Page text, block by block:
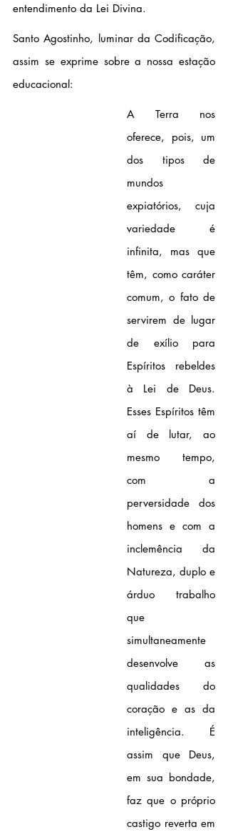
entendimento da Lei Divina.
Santo Agostinho, luminar da Codificação,
assim se exprime sobre a nossa estação
educacional:
A Terra nos
oferece, pois, um
dos tipos de
mundos
expiatórios, cuja
variedade é
infinita, mas que
têm, como caráter
comum, o fato de
servirem de lugar
de exílio para
Espíritos rebeldes
à Lei de Deus.
Esses Espíritos têm
aí de lutar, ao
mesmo tempo,
com a
perversidade dos
homens e com a
inclemência da
Natureza, duplo e
árduo trabalho
que
simultaneamente
desenvolve as
qualidades do
coração e as da
inteligência. É
assim que Deus,
em sua bondade,
faz que o próprio
castigo reverta em